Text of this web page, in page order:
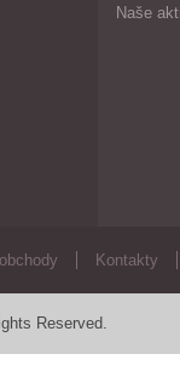
Naše
Kontakty
Reserved.